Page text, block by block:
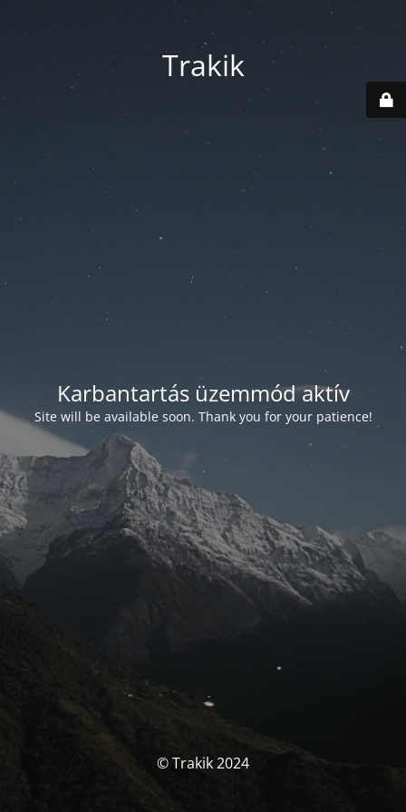
Trakik
Karbantartás üzemmód aktív
Site will be available soon. Thank you for your patience!
© Trakik 2024